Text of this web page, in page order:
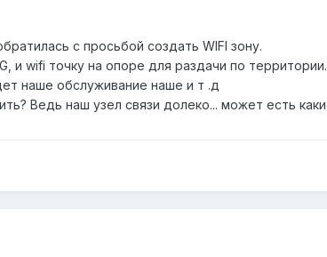
с просьбой создать WIFI зону.
и wifi точку на опоре для раздачи по территории.
наше обслуживание наше и т .д
Ведь наш узел связи долеко... может есть